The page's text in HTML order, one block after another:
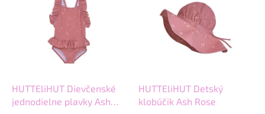
HUTTEliHUT Dievčenské
jednodielne plavky Ash
HUTTEliHUT Detský
klobúčik Ash Rose